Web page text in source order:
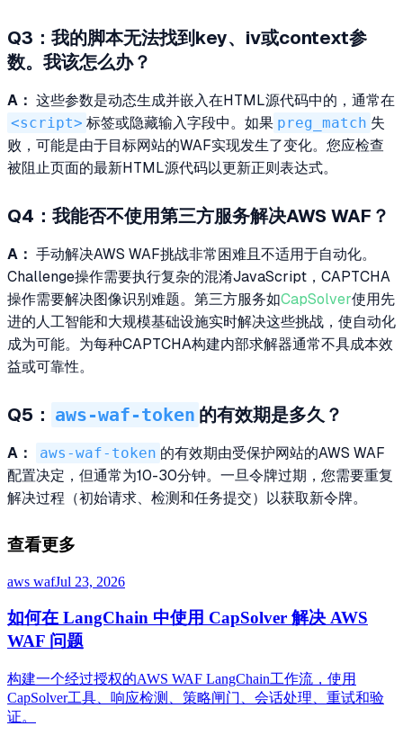
Q3：我的脚本无法找到key、iv或context参
数。我该怎么办？
A： 这些参数是动态生成并嵌入在HTML源代码中的，通常在
<script> 标签或隐藏输入字段中。如果 preg_match 失
败，可能是由于目标网站的WAF实现发生了变化。您应检查
被阻止页面的最新HTML源代码以更新正则表达式。
Q4：我能否不使用第三方服务解决AWS WAF？
A： 手动解决AWS WAF挑战非常困难且不适用于自动化。
Challenge操作需要执行复杂的混淆JavaScript，CAPTCHA
操作需要解决图像识别难题。第三方服务如CapSolver使用先
进的人工智能和大规模基础设施实时解决这些挑战，使自动化
成为可能。为每种CAPTCHA构建内部求解器通常不具成本效
益或可靠性。
Q5： aws-waf-token 的有效期是多久？
A： aws-waf-token 的有效期由受保护网站的AWS WAF
配置决定，但通常为10-30分钟。一旦令牌过期，您需要重复
解决过程（初始请求、检测和任务提交）以获取新令牌。
查看更多
aws wafJul 23, 2026
如何在 LangChain 中使用 CapSolver 解决 AWS
WAF 问题
构建一个经过授权的AWS WAF LangChain工作流，使用
CapSolver工具、响应检测、策略闸门、会话处理、重试和验
证。